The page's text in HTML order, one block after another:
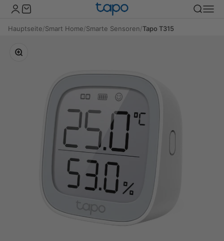
Zum Inhalt springen Suche
TP-Link Tapo Deutschland
Kundenkontoseite öffnen
Warenkorb öffnen
Hauptseite/Smart Home/Smarte Sensoren/Tapo T315
Bild vergrößern